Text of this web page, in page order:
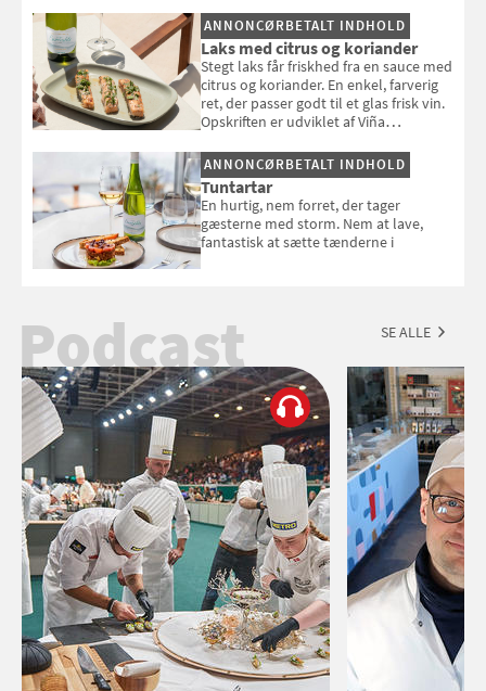
selvstændigt måltid. Opskriften er fra
Louisa Lorangs kogebog "Salat".
ANNONCØRBETALT INDHOLD
Laks med citrus og koriander
Stegt laks får friskhed fra en sauce med
citrus og koriander. En enkel, farverig
ret, der passer godt til et glas frisk vin.
Opskriften er udviklet af Viña
ANNONCØRBETALT INDHOLD
Tuntartar
En hurtig, nem forret, der tager
gæsterne med storm. Nem at lave,
fantastisk at sætte tænderne i
Podcast SE ALLE